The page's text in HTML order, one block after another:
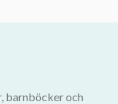
barnböcker och